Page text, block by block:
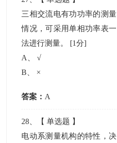
三相交流电有功功率的测
情况，可采用单相功率表
法进行测量。 [1分]
A
、√
B
×
答案： A
28 、【单选题 】
电动系测量机构的特性，